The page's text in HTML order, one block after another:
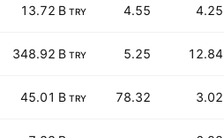
13.72 B TRY 4.55 4.25
348.92 B TRY 5.25 12.84
45.01 B TRY 78.32 3.02